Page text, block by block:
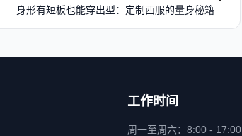
身形有短板也能穿出型：定制西服的量身秘籍
工作时间
周一至周六：8:00 - 17:00